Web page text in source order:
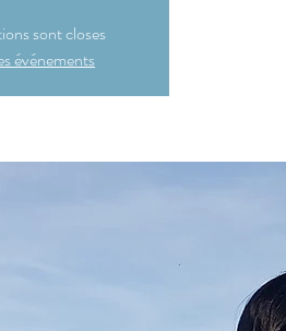
sont closes
événements